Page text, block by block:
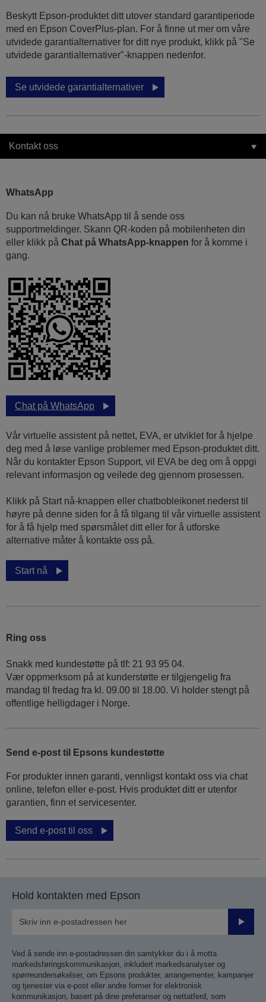
Beskytt Epson-produktet ditt utover standard garantiperiode
med en Epson CoverPlus-plan. For å finne ut mer om våre
utvidede garantialternativer for ditt nye produkt, klikk på "Se
utvidede garantialternativer"-knappen nedenfor.
Se utvidede garantialternativer
Kontakt oss
WhatsApp
Du kan nå bruke WhatsApp til å sende oss
supportmeldinger. Skann QR-koden på mobilenheten din
eller klikk på Chat på WhatsApp-knappen for å komme i
gang.
Chat på WhatsApp
Vår virtuelle assistent på nettet, EVA, er utviklet for å hjelpe
deg med å løse vanlige problemer med Epson-produktet ditt.
Når du kontakter Epson Support, vil EVA be deg om å oppgi
relevant informasjon og veilede deg gjennom prosessen.
Klikk på Start nå-knappen eller chatbobleikonet nederst til
høyre på denne siden for å få tilgang til vår virtuelle assistent
for å få hjelp med spørsmålet ditt eller for å utforske
alternative måter å kontakte oss på.
Start nå
Ring oss
Snakk med kundestøtte på tlf: 21 93 95 04.
Vær oppmerksom på at kunderstøtte er tilgjengelig fra
mandag til fredag fra kl. 09.00 til 18.00. Vi holder stengt på
offentlige helligdager i Norge.
Send e-post til Epsons kundestøtte
For produkter innen garanti, vennligst kontakt oss via chat
online, telefon eller e-post. Hvis produktet ditt er utenfor
garantien, finn et servicesenter.
Send e-post til oss
Hold kontakten med Epson
Send
Ved å sende inn e-postadressen din samtykker du i å motta
markedsføringskommunikasjon, inkludert markedsanalyser og
spørreundersøkelser, om Epsons produkter, arrangementer, kampanjer
og tjenester via e-post eller andre former for elektronisk
kommunikasjon, basert på dine preferanser og nettatferd, som